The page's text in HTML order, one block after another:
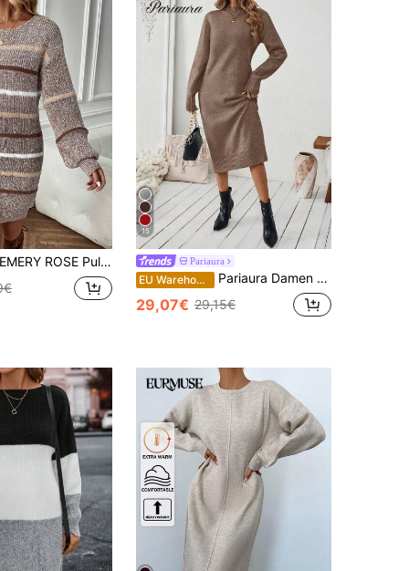
EMERY ROSE Pulloverkleid mit Streifen Muster, Drop Shoulder
15
Pariaura
EU Warehouse Pariaura Damen Einfarbiges Lässig Sweatershirtkleid mit Rundhalsausschnitt und Langarm, für Herbst/Winter
29,07€ 29,15€